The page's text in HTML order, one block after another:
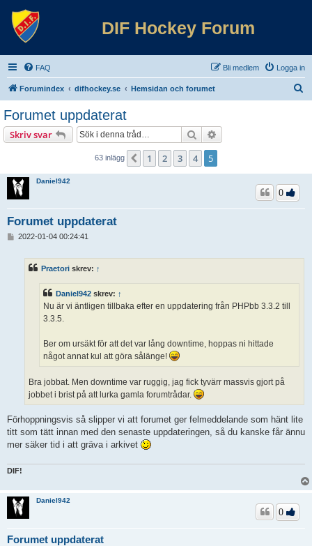
DIF Hockey Forum
FAQ Logga in
Bli medlem
Forumindex difhockey.se Hemsidan och forumet
Forumet uppdaterat
Skriv svar Sök
63 inlägg Föregående
1 2 3 4 5
Daniel942
Forumet uppdaterat
0
2022-01-04 00:24:41
Praetori skrev: ↑
Daniel942 skrev: ↑
Nu är vi äntligen tillbaka efter en uppdatering från PHPbb 3.3.2 till
3.3.5.
Ber om ursäkt för att det var lång downtime, hoppas ni hittade
något annat kul att göra sålänge!
Bra jobbat. Men downtime var ruggig, jag fick tyvärr massvis gjort på
jobbet i brist på att lurka gamla forumtrådar.
Förhoppningsvis så slipper vi att forumet ger felmeddelande som hänt lite
titt som tätt innan med den senaste uppdateringen, så du kanske får ännu
mer säker tid i att gräva i arkivet
DIF!
Daniel942
Forumet uppdaterat
0